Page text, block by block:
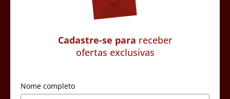
Cadastre-se para receber
ofertas exclusivas
Nome completo